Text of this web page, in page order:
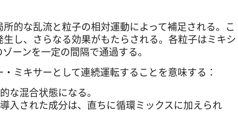
的な乱流と粒子の相対運動によって補足される。こ
し、さらなる効果がもたらされる。各粒子はミキシ
ーンを一定の間隔で通過する。
ミキサーとして連続運転することを意味する：
な混合状態になる。
入された成分は、直ちに循環ミックスに加えられ